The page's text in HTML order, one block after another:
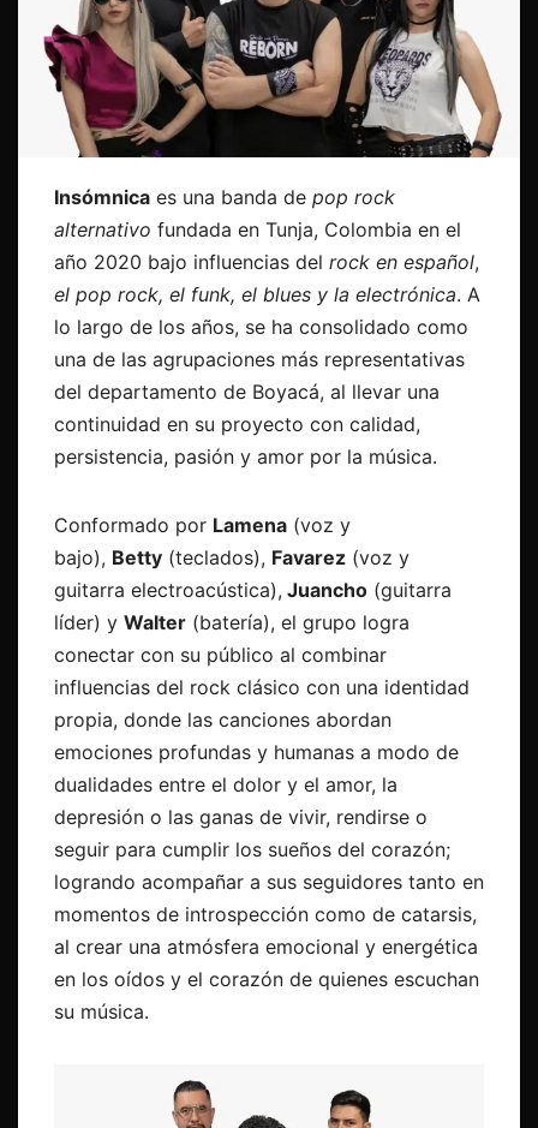
Insómnica es una banda de pop rock
alternativo fundada en Tunja, Colombia en el
año 2020 bajo influencias del rock en español,
el pop rock, el funk, el blues y la electrónica. A
lo largo de los años, se ha consolidado como
una de las agrupaciones más representativas
del departamento de Boyacá, al llevar una
continuidad en su proyecto con calidad,
persistencia, pasión y amor por la música.
Conformado por Lamena (voz y
bajo), Betty (teclados), Favarez (voz y
guitarra electroacústica), Juancho (guitarra
líder) y Walter (batería), el grupo logra
conectar con su público al combinar
influencias del rock clásico con una identidad
propia, donde las canciones abordan
emociones profundas y humanas a modo de
dualidades entre el dolor y el amor, la
depresión o las ganas de vivir, rendirse o
seguir para cumplir los sueños del corazón;
logrando acompañar a sus seguidores tanto en
momentos de introspección como de catarsis,
al crear una atmósfera emocional y energética
en los oídos y el corazón de quienes escuchan
su música.